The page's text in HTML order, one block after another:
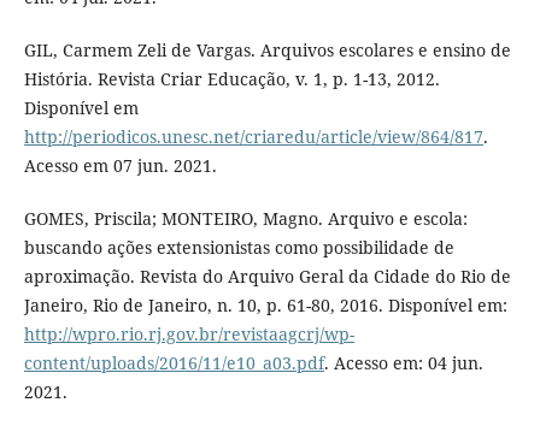
GIL, Carmem Zeli de Vargas. Arquivos escolares e ensino de
História. Revista Criar Educação, v. 1, p. 1-13, 2012.
Disponível em
http://periodicos.unesc.net/criaredu/article/view/864/817.
Acesso em 07 jun. 2021.
GOMES, Priscila; MONTEIRO, Magno. Arquivo e escola:
buscando ações extensionistas como possibilidade de
aproximação. Revista do Arquivo Geral da Cidade do Rio de
Janeiro, Rio de Janeiro, n. 10, p. 61-80, 2016. Disponível em:
http://wpro.rio.rj.gov.br/revistaagcrj/wp-
content/uploads/2016/11/e10_a03.pdf. Acesso em: 04 jun.
2021.